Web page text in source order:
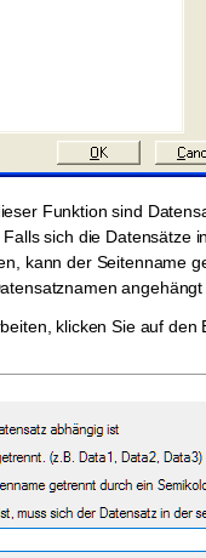
Funktion sind
sich die Datensätze
kann der Seitenname
klicken Sie auf den